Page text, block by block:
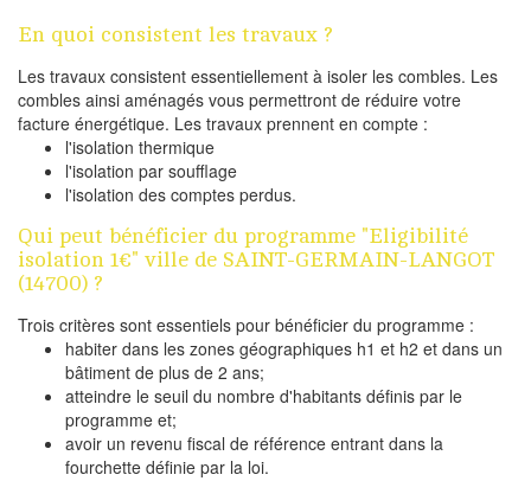
En quoi consistent les travaux ?
Les travaux consistent essentiellement à isoler les combles. Les
combles ainsi aménagés vous permettront de réduire votre
facture énergétique. Les travaux prennent en compte :
l'isolation thermique
l'isolation par soufflage
l'isolation des comptes perdus.
Qui peut bénéficier du programme "Eligibilité
isolation 1€" ville de SAINT-GERMAIN-LANGOT
(14700) ?
Trois critères sont essentiels pour bénéficier du programme :
habiter dans les zones géographiques h1 et h2 et dans un
bâtiment de plus de 2 ans;
atteindre le seuil du nombre d'habitants définis par le
programme et;
avoir un revenu fiscal de référence entrant dans la
fourchette définie par la loi.